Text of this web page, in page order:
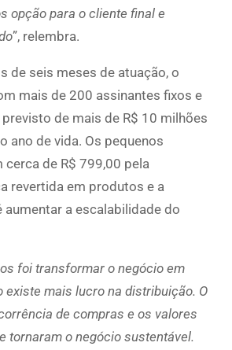
opção para o cliente final e
”, relembra.
de seis meses de atuação, o
mais de 200 assinantes fixos e
de mais de R$ 10 milhões
ano de vida. Os pequenos
cerca de R$ 799,00 pela
revertida em produtos e a
aumentar a escalabilidade do
foi transformar o negócio em
existe mais lucro na distribuição. O
de compras e os valores
tornaram o negócio sustentável.